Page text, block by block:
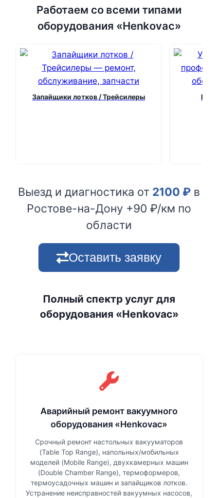
Работаем со всеми типами
оборудования «Henkovac»
Запайщики лотков / Трейсилеры
Выезд и диагностика от 2100 ₽ в
Ростове-на-Дону +90 ₽/км по
области
Оставить заявку
Полный спектр услуг для
оборудования «Henkovac»
Аварийный ремонт вакуумного
оборудования «Henkovac»
Срочный ремонт настольных вакууматоров
(Table Top Range), напольных/мобильных
моделей (Mobile Range), двухкамерных машин
(Double Chamber Range), термоформеров,
термоусадочных машин и запайщиков лотков.
Устранение неисправностей вакуумных насосов,